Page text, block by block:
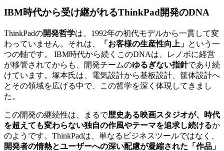
IBM時代から受け継がれるThinkPad開発のDNA
ThinkPadの開発哲学は、1992年の初代モデルから一貫して変
わっていません。それは、
「お客様の生産性向上」 という一
つの軸です。 IBM時代から続くこのDNAは、レノボに経営
が移管されてからも、開発チームのゆるぎない指針であり続
けています。塚本氏は、電気設計から基板設計、筐体設計へ
とその領域を広げる中で、この哲学を深く体現してきまし
た。
この開発の継続性は、まるで歴史ある映画スタジオが、時代
を超えても変わらない独自の作風やテーマを追求し続けるか
のようです。ThinkPadは、単なるビジネスツールではなく、
開発者の情熱とユーザーへの深い配慮が凝縮された「作品」